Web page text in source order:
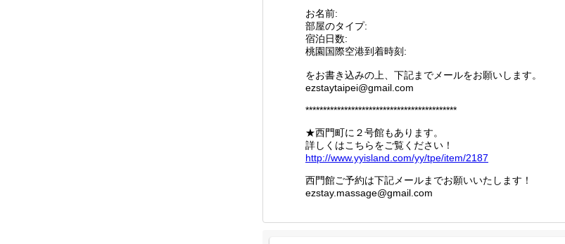
お名前:
部屋のタイプ:
宿泊日数:
桃園国際空港到着時刻:
をお書き込みの上、下記までメールをお願いします。
ezstaytaipei@gmail.com
*******************************************
★西門町に２号館もあります。
詳しくはこちらをご覧ください！
http://www.yyisland.com/yy/tpe/item/2187
西門館ご予約は下記メールまでお願いいたします！
ezstay.massage@gmail.com